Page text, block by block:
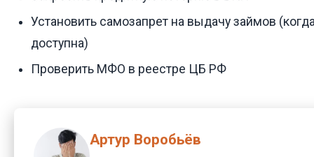
Установить самозапрет на выдачу займов
доступна)
Проверить МФО в реестре ЦБ РФ
Артур Воробьёв